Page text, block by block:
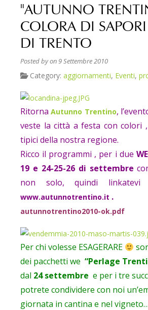
"AUTUNNO
COLORA DI
DI TRENTO
Posted byon 9 Settembre 2010
Category: aggiornamenti, Eventi,
RitornaAutunno Trentino,
veste la città a festa con colori
tipici della nostra regione.
Ricco il programmi , per i due
19 e 24-25-26 di settembre
non solo, quindi
www.autunnotrentino.it .
autunnotrentino2010-ok.pdf
Per chi volesse ESAGERARE
dei pacchetti we “Perlage
dal 24 settembre e per i tre
potrete condividere con noi
giornata in cantina e nel